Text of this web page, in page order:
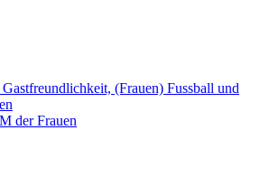
(Frauen) Fussball und
der Frauen